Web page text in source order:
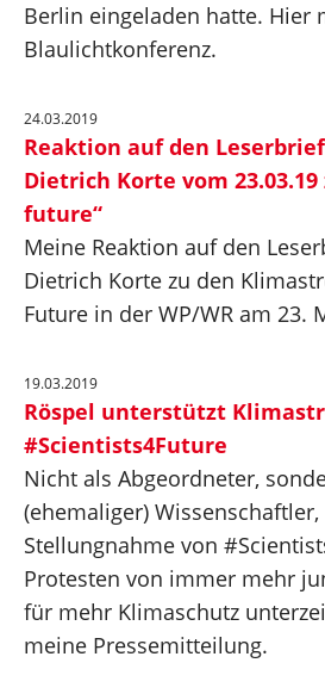
Berlin eingeladen hatte. Hier
Blaulichtkonferenz.
24.03.2019
Reaktion auf den
Dietrich Korte vom
future“
Meine Reaktion auf den
Dietrich Korte zu den
Future in der WP/WR am 23.
19.03.2019
Röspel unterstützt
#Scientists4Future
Nicht als Abgeordneter,
(ehemaliger)
Stellungnahme von
Protesten von immer mehr
für mehr Klimaschutz
meine Pressemitteilung.